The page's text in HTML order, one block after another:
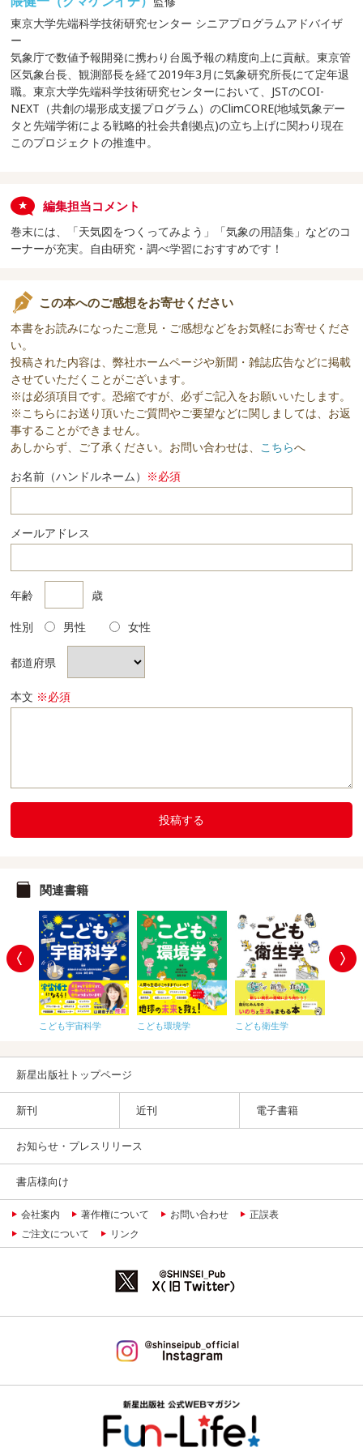
東京大学先端科学技術研究センター シニアプログラムアドバイザ
ー
気象庁で数値予報開発に携わり台風予報の精度向上に貢献。東京管
区気象台長、観測部長を経て2019年3月に気象研究所長にて定年退
職。東京大学先端科学技術研究センターにおいて、JSTのCOI-
NEXT（共創の場形成支援プログラム）のClimCORE(地域気象デー
タと先端学術による戦略的社会共創拠点)の立ち上げに関わり現在
このプロジェクトの推進中。
編集担当コメント
巻末には、「天気図をつくってみよう」「気象の用語集」などのコ
ーナーが充実。自由研究・調べ学習におすすめです！
この本へのご感想をお寄せください
本書をお読みになったご意見・ご感想などをお気軽にお寄せくださ
い。
投稿された内容は、弊社ホームページや新聞・雑誌広告などに掲載
させていただくことがございます。
※は必須項目です。恐縮ですが、必ずご記入をお願いいたします。
※こちらにお送り頂いたご質問やご要望などに関しましては、お返
事することができません。
あしからず、ご了承ください。お問い合わせは、 こちらへ
お名前（ハンドルネーム） ※必須
メールアドレス
年齢 歳
性別 男性 女性
都道府県
本文 ※必須
投稿する
関連書籍
こども宇宙科学 こども環境学 こども衛生学
新星出版社トップページ
新刊 近刊 電子書籍
お知らせ・プレスリリース
書店様向け
会社案内 著作権について お問い合わせ
正誤表
ご注文について
リンク